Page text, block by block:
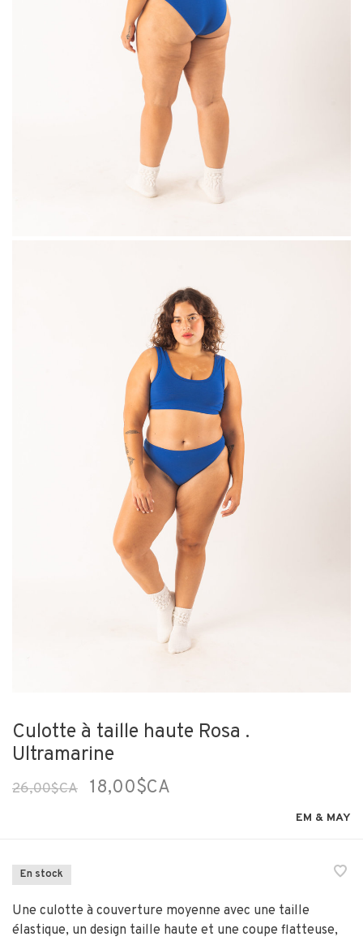
Culotte à taille haute Rosa .
Ultramarine
26,00$CA 18,00$CA
EM & MAY
En stock
Une culotte à couverture moyenne avec une taille
élastique, un design taille haute et une coupe flatteuse,